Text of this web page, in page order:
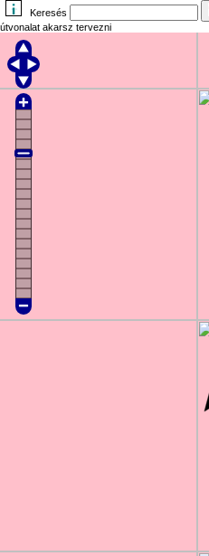
Keresés
útvonalat akarsz tervezni